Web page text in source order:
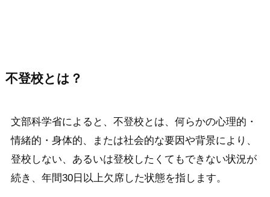
不登校とは？
文部科学省によると、不登校とは、何らかの心理的・
情緒的・身体的、または社会的な要因や背景により、
登校しない、あるいは登校したくてもできない状況が
続き、年間30日以上欠席した状態を指します。